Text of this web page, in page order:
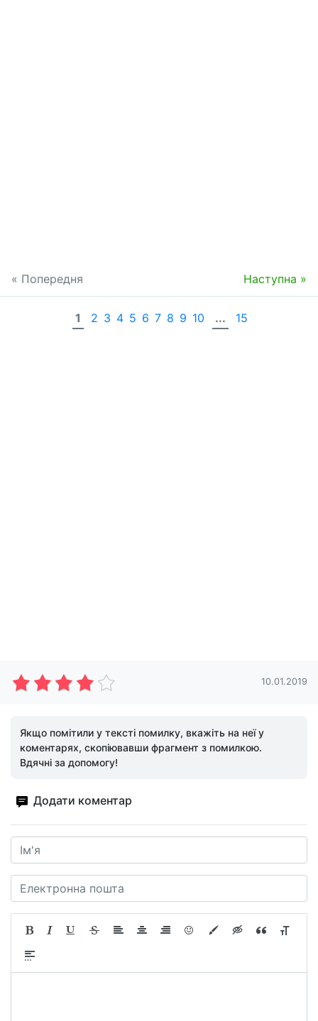
« Попередня Наступна »
1 2 3 4 5 6 7 8 9 10 ... 15
10.01.2019
Якщо помітили у тексті помилку, вкажіть на неї у
коментарях, скопіювавши фрагмент з помилкою.
Вдячні за допомогу!
Додати коментар